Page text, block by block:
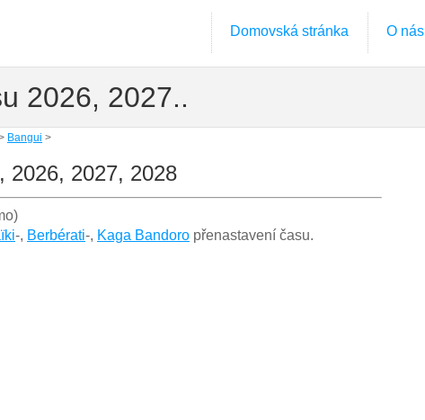
Domovská stránka O nás
2026, 2027..
Bangui >
2026, 2027, 2028
-, Berbérati-, Kaga Bandoro přenastavení času.